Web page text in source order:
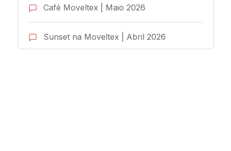
Café Moveltex | Maio 2026
Sunset na Moveltex | Abril 2026